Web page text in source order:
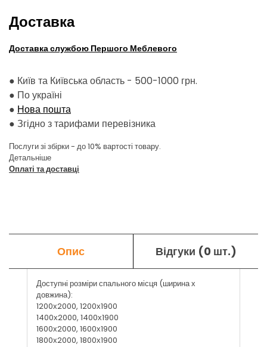
Доставка
Доставка службою Першого Меблевого
● Київ та Київська область - 500-1000 грн.
● По україні
● Нова пошта
● Згідно з тарифами перевізника
Послуги зі збірки - до 10% вартості товару.
Детальніше
Оплаті та доставці
Опис Відгуки (0 шт.)
Доступні розміри спального місця (ширина х
довжина):
1200х2000, 1200х1900
1400х2000, 1400х1900
1600х2000, 1600х1900
1800х2000, 1800х1900